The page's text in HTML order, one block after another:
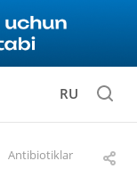
RU
Antibiotiklar